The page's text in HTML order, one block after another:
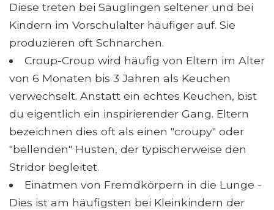
Diese treten bei Säuglingen seltener und bei
Kindern im Vorschulalter häufiger auf. Sie
produzieren oft Schnarchen.
Croup-Croup wird häufig von Eltern im Alter
von 6 Monaten bis 3 Jahren als Keuchen
verwechselt. Anstatt ein echtes Keuchen, bist
du eigentlich ein inspirierender Gang. Eltern
bezeichnen dies oft als einen "croupy" oder
"bellenden" Husten, der typischerweise den
Stridor begleitet.
Einatmen von Fremdkörpern in die Lunge -
Dies ist am häufigsten bei Kleinkindern der